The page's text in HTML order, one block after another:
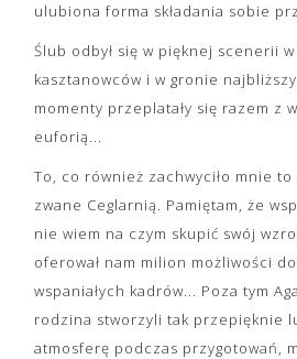
ulubiona forma składania sobie
Ślub odbył się w pięknej scenerii
kasztanowców i w gronie
momenty przeplatały się razem z
euforią...
To, co również zachwyciło mnie to
zwane Ceglarnią. Pamiętam, że
nie wiem na czym skupić swój
oferował nam milion możliwości
wspaniałych kadrów... Poza tym
rodzina stworzyli tak przepięknie
atmosferę podczas przygotowań,